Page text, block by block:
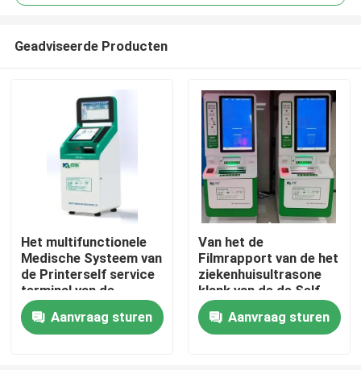
Thuis
Producten
Geadviseerde Producten
Het multifunctionele
Medische Systeem van
de Printerself service
terminal van de
Filmself - service
Aanvraag sturen
Van het de
Filmrapport van de het
ziekenhuisultrasone
klank van de de Self -
serviceprinter de
Terminal van
Automation Self
Aanvraag sturen